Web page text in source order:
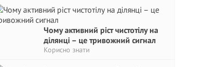
Чому активний ріст чистотілу на
ділянці – це тривожний сигнaл
Корисно знати